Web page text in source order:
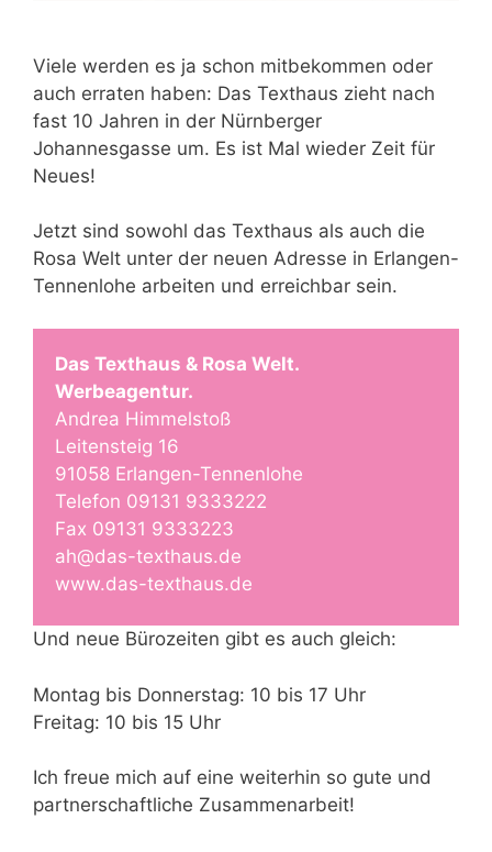
Viele werden es ja schon mitbekommen oder
auch erraten haben: Das Texthaus zieht nach
fast 10 Jahren in der Nürnberger
Johannesgasse um. Es ist Mal wieder Zeit für
Neues!
Jetzt sind sowohl das Texthaus als auch die
Rosa Welt unter der neuen Adresse in Erlangen-
Tennenlohe arbeiten und erreichbar sein.
Das Texthaus & Rosa Welt.
Werbeagentur.
Andrea Himmelstoß
Leitensteig 16
91058 Erlangen-Tennenlohe
Telefon 09131 9333222
Fax 09131 9333223
ah@das-texthaus.de
www.das-texthaus.de
Und neue Bürozeiten gibt es auch gleich:
Montag bis Donnerstag: 10 bis 17 Uhr
Freitag: 10 bis 15 Uhr
Ich freue mich auf eine weiterhin so gute und
partnerschaftliche Zusammenarbeit!